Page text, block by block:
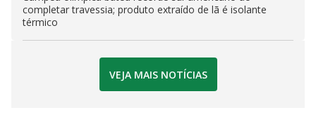
completar travessia; produto extraído de lã é isolante
térmico
VEJA MAIS NOTÍCIAS